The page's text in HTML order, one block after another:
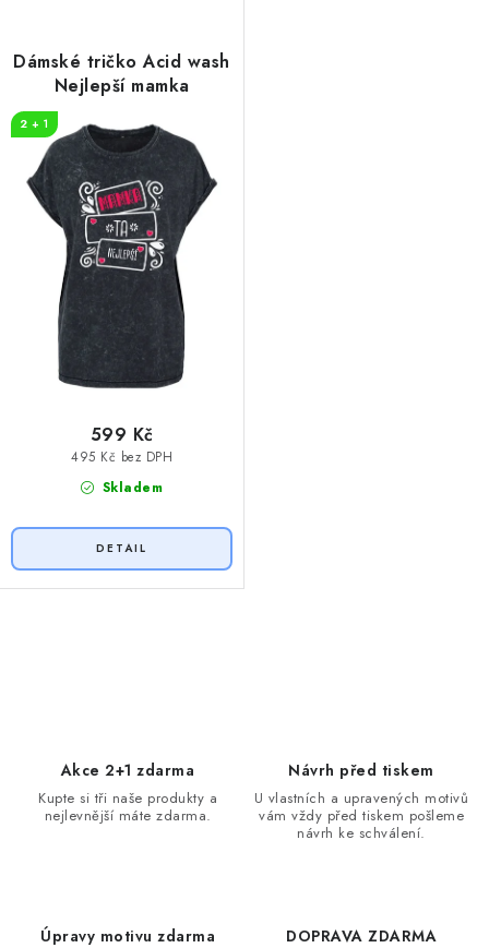
Dámské tričko Acid wash
Nejlepší mamka
2 + 1
Skladem
495 Kč bez DPH
599 Kč
Akce 2+1 zdarma
Kupte si tři naše produkty a
nejlevnější máte zdarma.
Návrh před tiskem
U vlastních a upravených motivů
vám vždy před tiskem pošleme
návrh ke schválení.
Úpravy motivu zdarma DOPRAVA ZDARMA